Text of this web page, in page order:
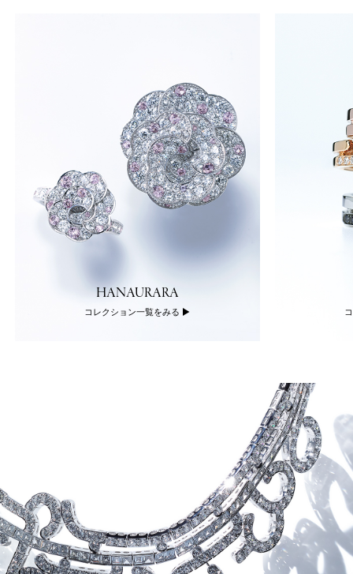
HANAURARA
コレクション一覧をみる